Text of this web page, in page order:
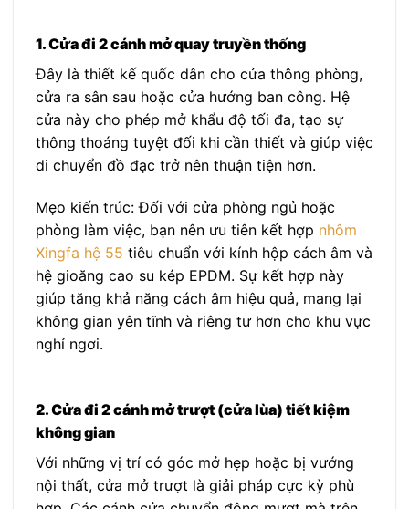
1. Cửa đi 2 cánh mở quay truyền thống
Đây là thiết kế quốc dân cho cửa thông phòng,
cửa ra sân sau hoặc cửa hướng ban công. Hệ
cửa này cho phép mở khẩu độ tối đa, tạo sự
thông thoáng tuyệt đối khi cần thiết và giúp việc
di chuyển đồ đạc trở nên thuận tiện hơn.
Mẹo kiến trúc: Đối với cửa phòng ngủ hoặc
phòng làm việc, bạn nên ưu tiên kết hợp nhôm
Xingfa hệ 55 tiêu chuẩn với kính hộp cách âm và
hệ gioăng cao su kép EPDM. Sự kết hợp này
giúp tăng khả năng cách âm hiệu quả, mang lại
không gian yên tĩnh và riêng tư hơn cho khu vực
nghỉ ngơi.
2. Cửa đi 2 cánh mở trượt (cửa lùa) tiết kiệm
không gian
Với những vị trí có góc mở hẹp hoặc bị vướng
nội thất, cửa mở trượt là giải pháp cực kỳ phù